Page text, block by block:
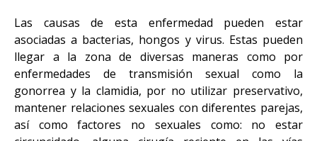
Las causas de esta enfermedad pueden estar
asociadas a bacterias, hongos y virus. Estas pueden
llegar a la zona de diversas maneras como por
enfermedades de transmisión sexual como la
gonorrea y la clamidia, por no utilizar preservativo,
mantener relaciones sexuales con diferentes parejas,
así como factores no sexuales como: no estar